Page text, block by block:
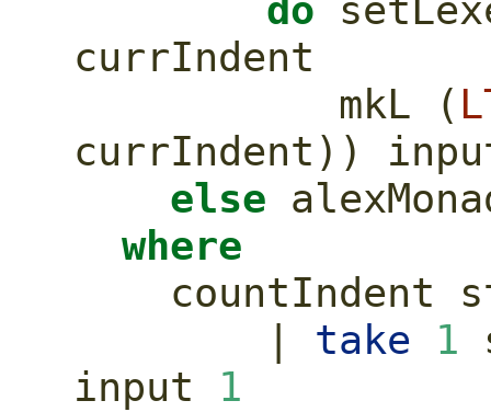
do
currIndent
           mkL (
currIndent))
else
where
countIndent
take 1
input 1